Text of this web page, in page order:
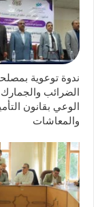
ندوة توعوية
الضرائب والجمارك
الوعي بقانون
والمعاشات